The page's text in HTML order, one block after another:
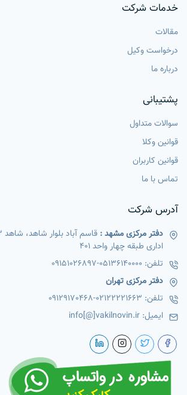
خدمات شرکت
مقالات
درخواست وکیل
درباره ما
پشتیبانی
سوالات متداول
قوانین وکلا
قوانین کاربران
تماس با ما
آدرس شرکت
دفتر مرکزی مشهد :
اداری طبقه چهار واحد 401
تلفن: 05136140000
-
09151026897
دفتر مرکزی تهران
تلفن: 02122221663
-
09129170468
ایمیل: info[@]vakilnovin.ir